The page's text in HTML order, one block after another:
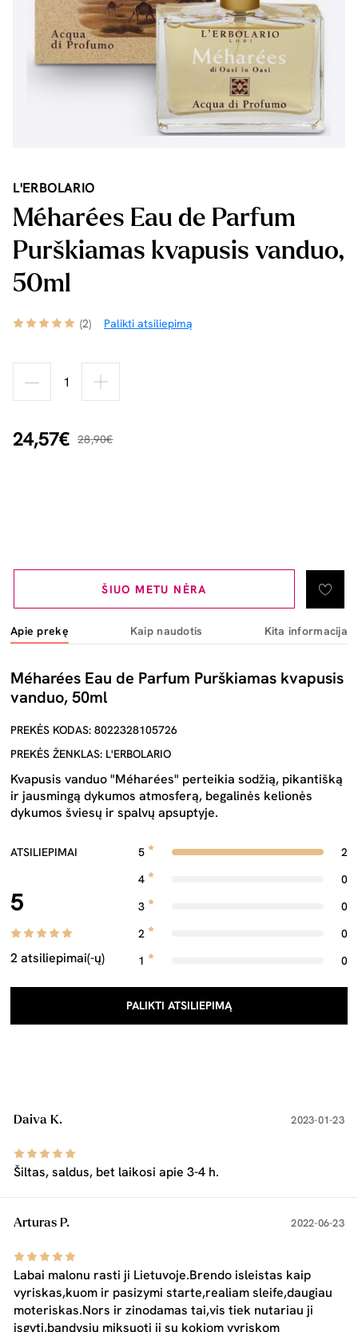
L'ERBOLARIO
Méharées Eau de Parfum
Purškiamas kvapusis vanduo,
50ml
(2) Palikti atsiliepimą
24,57€ 28,90€
ŠIUO METU NĖRA
Apie prekę Kaip naudotis Kita informacija
Méharées Eau de Parfum Purškiamas kvapusis
vanduo, 50ml
PREKĖS KODAS: 8022328105726
PREKĖS ŽENKLAS: L'ERBOLARIO
Kvapusis vanduo "Méharées" perteikia sodžią, pikantišką
ir jausmingą dykumos atmosferą, begalinės kelionės
dykumos šviesų ir spalvų apsuptyje.
ATSILIEPIMAI
5
2 atsiliepimai(-ų)
5
2
4
0
3
0
2
0
1
0
PALIKTI ATSILIEPIMĄ
Daiva K. 2023-01-23
Šiltas, saldus, bet laikosi apie 3-4 h.
Arturas P. 2022-06-23
Labai malonu rasti ji Lietuvoje.Brendo isleistas kaip
vyriskas,kuom ir pasizymi starte,realiam sleife,daugiau
moteriskas.Nors ir zinodamas tai,vis tiek nutariau ji
isgyti,bandysiu miksuoti ji su kokiom vyriskom